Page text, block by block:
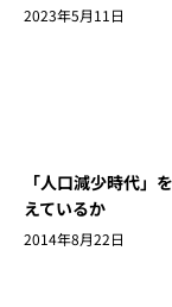
2023年5月11日
「人口減少時代」
えているか
2014年8月22日